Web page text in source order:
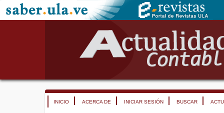
INICIO ACERCA DE INICIAR SESIÓN BUSCAR